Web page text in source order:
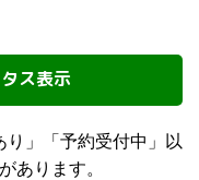
ス表示
」「予約受付中」以
あります。